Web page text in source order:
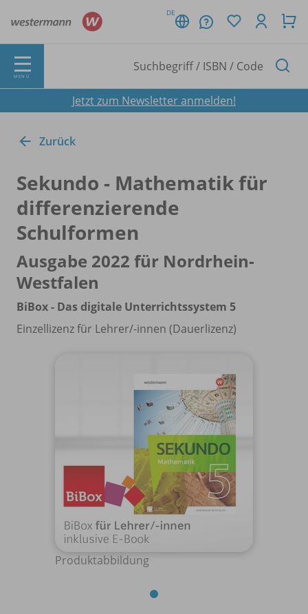
DE
MENÜ
Jetzt zum Newsletter anmelden!
Zurück
Sekundo - Mathematik für
differenzierende
Schulformen
Ausgabe 2022 für Nordrhein-
Westfalen
BiBox - Das digitale Unterrichtssystem 5
Einzellizenz für Lehrer/-innen (Dauerlizenz)
Produktabbildung